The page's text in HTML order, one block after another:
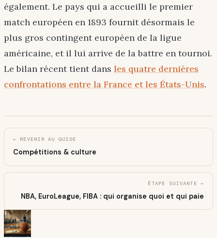
également. Le pays qui a accueilli le premier
match européen en 1893 fournit désormais le
plus gros contingent européen de la ligue
américaine, et il lui arrive de la battre en tournoi.
Le bilan récent tient dans les quatre dernières
confrontations entre la France et les États-Unis.
← REVENIR AU GUIDE
Compétitions & culture
ÉTAPE SUIVANTE →
NBA, EuroLeague, FIBA : qui organise quoi et qui paie